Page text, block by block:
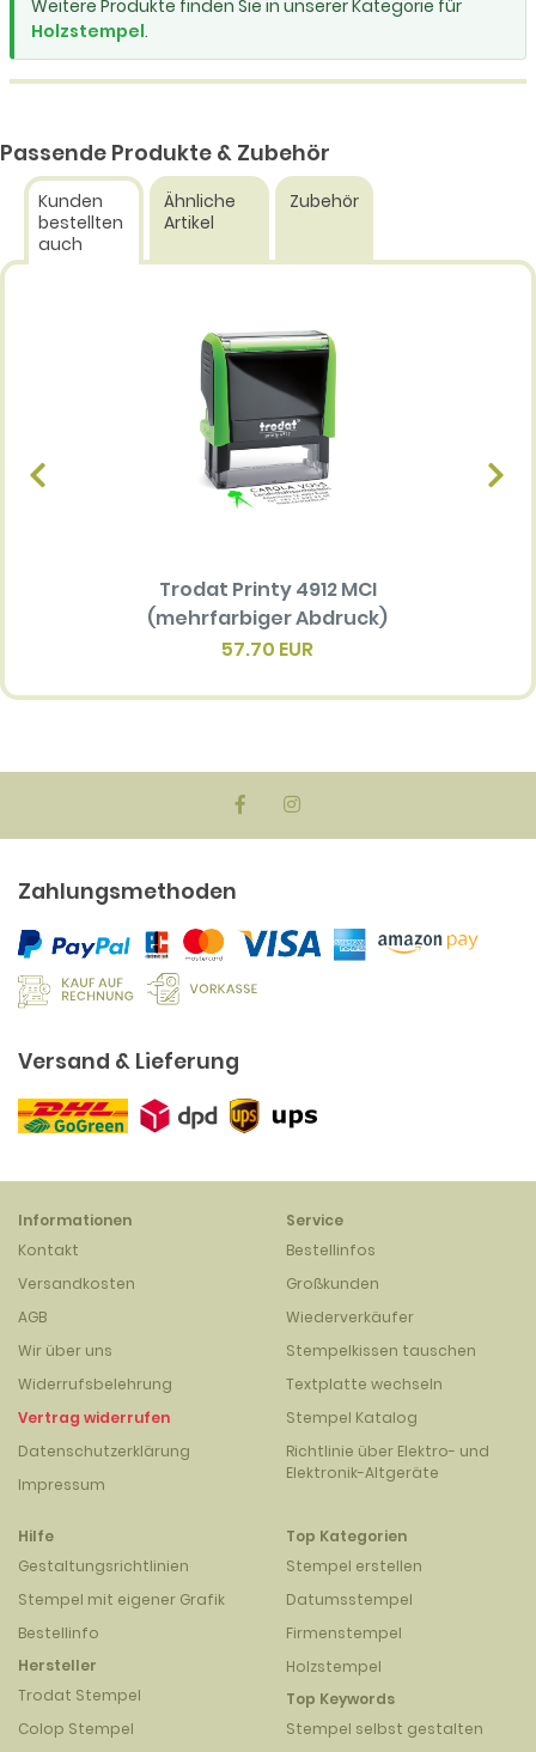
Weitere Produkte finden Sie in unserer Kategorie für
Holzstempel.
Passende Produkte & Zubehör
Kunden
bestellten
auch
Ähnliche
Artikel
Zubehör
Trodat Printy 4912 MCI
(mehrfarbiger Abdruck)
57.70 EUR
Zahlungsmethoden
Versand & Lieferung
Informationen
Kontakt
Versandkosten
AGB
Wir über uns
Widerrufsbelehrung
Vertrag widerrufen
Datenschutzerklärung
Impressum
Service
Bestellinfos
Großkunden
Wiederverkäufer
Stempelkissen tauschen
Textplatte wechseln
Stempel Katalog
Richtlinie über Elektro- und
Elektronik-Altgeräte
Hilfe
Gestaltungsrichtlinien
Stempel mit eigener Grafik
Bestellinfo
Hersteller
Trodat Stempel
Colop Stempel
Top Kategorien
Stempel erstellen
Datumsstempel
Firmenstempel
Holzstempel
Top Keywords
Stempel selbst gestalten